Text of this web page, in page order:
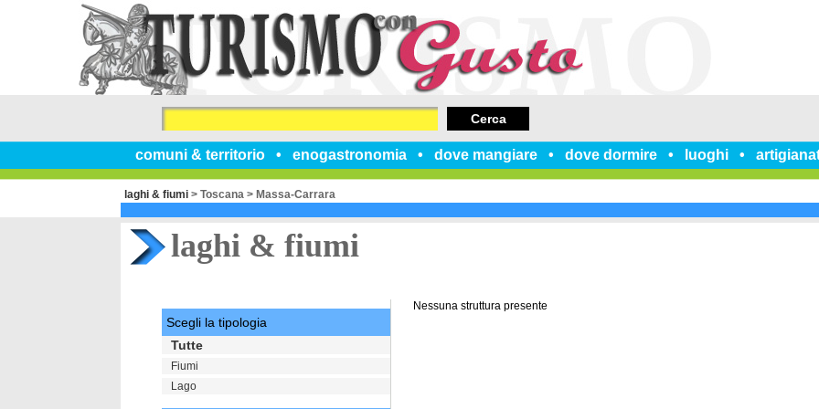
comuni & territorio enogastronomia dove mangiare dove dormire luoghi
Cerca
laghi & fiumi > Toscana > Massa-Carrara
laghi & fiumi
Nessuna struttura presente
Scegli la tipologia
Tutte
Fiumi
Lago